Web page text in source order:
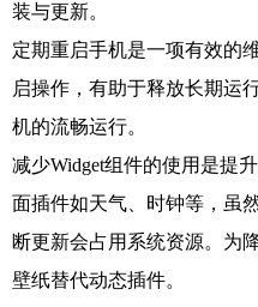
装与更新。
定期重启手机是一项有效的
启操作，有助于释放长期运
机的流畅运行。
减少Widget组件的使用是提
面插件如天气、时钟等，虽
断更新会占用系统资源。为
壁纸替代动态插件。